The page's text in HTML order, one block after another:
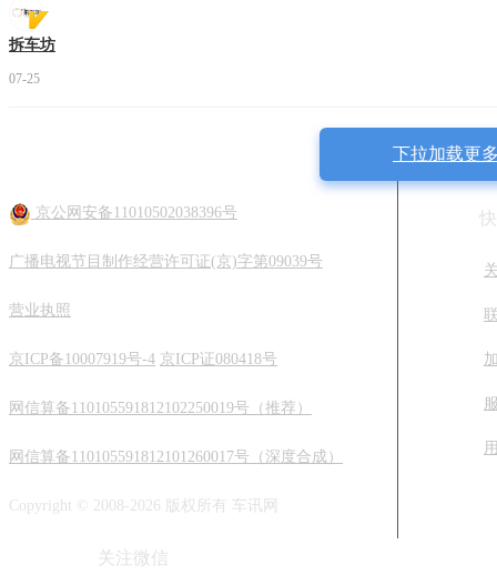
拆车坊
07-25
下拉加载更
京公网安备11010502038396号
广播电视节目制作经营许可证(京)字第09039号
营业执照
京ICP备10007919号-4 京ICP证080418号
网信算备110105591812102250019号（推荐）
网信算备110105591812101260017号（深度合成）
Copyright © 2008-2026 版权所有 车讯网
关注微信